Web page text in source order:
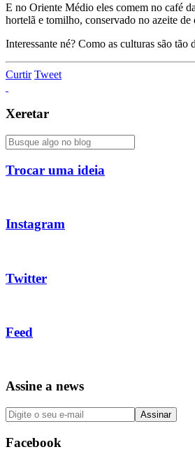
E no Oriente Médio eles comem no café
hortelã e tomilho, conservado no azeite
Interessante né? Como as culturas são
Curtir Tweet
Xeretar
Trocar uma ideia
Instagram
Twitter
Feed
Assine a news
Facebook